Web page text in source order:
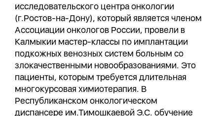
исследовательского центра онкологии
(г.Ростов-на-Дону), который является членом
Ассоциации онкологов России, провели в
Калмыкии мастер-классы по имплантации
подкожных венозных систем больным со
злокачественными новообразованиями. Это
пациенты, которым требуется длительная
многокурсовая химиотерапия. В
Республиканском онкологическом
диспансере им.Тимошкаевой Э.С. обучение